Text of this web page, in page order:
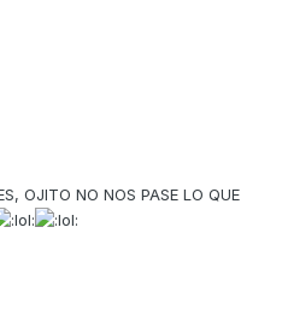
OJITO NO NOS PASE LO QUE